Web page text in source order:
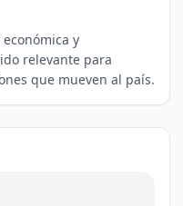
y
relevante para
que mueven al país.